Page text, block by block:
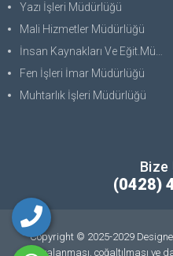
Yazı İşleri Müdürlüğü
Mali Hizmetler Müdürlüğü
İnsan Kaynakları Ve Eğit.Müdürlüğü
Fen İşleri İmar Müdürlüğü
Muhtarlık İşleri Müdürlüğü
Bize
(0428)
Copyright © 2025-2029
kopyalanması, çoğaltılması ve